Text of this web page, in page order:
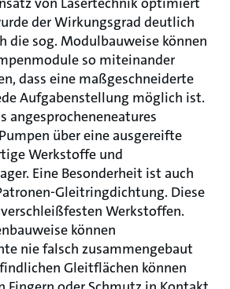
der Wirkungsgrad deutlich
die sog. Modulbauweise können
so miteinander
dass eine maßgeschneiderte
Aufgabenstellung möglich ist.
angesprocheneneatures
über eine ausgereifte
Werkstoffe und
Eine Besonderheit ist auch
Gleitringdichtung. Diese
Werkstoffen.
können
nie falsch zusammengebaut
Gleitflächen können